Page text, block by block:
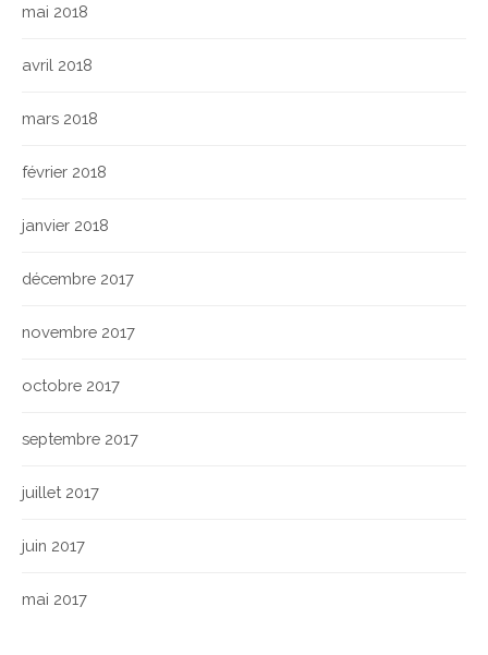
mai 2018
avril 2018
mars 2018
février 2018
janvier 2018
décembre 2017
novembre 2017
octobre 2017
septembre 2017
juillet 2017
juin 2017
mai 2017